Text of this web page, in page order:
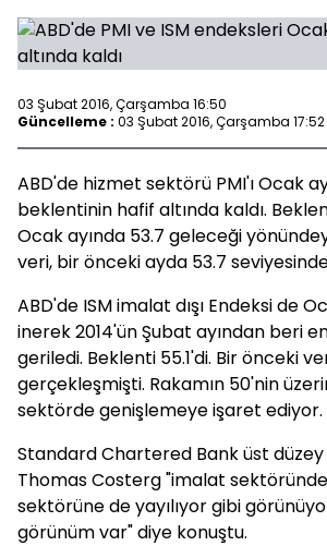
03 Şubat 2016, Çarşamba 16:50
Güncelleme : 03 Şubat 2016, Çarşamba 17:52
ABD'de hizmet sektörü PMI'ı Ocak
beklentinin hafif altında kaldı.
Ocak ayında 53.7 geleceği
veri, bir önceki ayda 53.7
ABD'de ISM imalat dışı Endeksi de
inerek 2014'ün Şubat ayından beri
geriledi. Beklenti 55.1'di. Bir önceki
gerçekleşmişti. Rakamın 50'nin
sektörde genişlemeye işaret ediyor.
Standard Chartered Bank üst
Thomas Costerg "imalat
sektörüne de yayılıyor gibi
görünüm var" diye konuştu.